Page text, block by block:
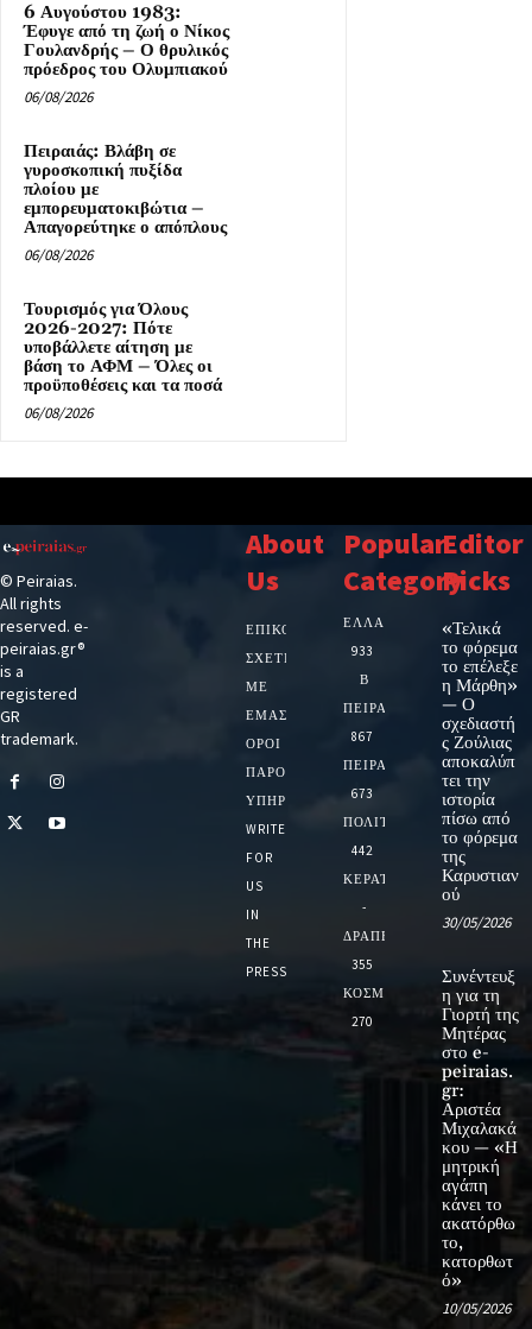
6 Αυγούστου 1983:
Έφυγε από τη ζωή ο Νίκος
Γουλανδρής – Ο θρυλικός
πρόεδρος του Ολυμπιακού
06/08/2026
Πειραιάς: Βλάβη σε
γυροσκοπική πυξίδα
πλοίου με
εμπορευματοκιβώτια –
Απαγορεύτηκε ο απόπλους
06/08/2026
Τουρισμός για Όλους
2026-2027: Πότε
υποβάλλετε αίτηση με
βάση το ΑΦΜ – Όλες οι
προϋποθέσεις και τα ποσά
06/08/2026
© Peiraias.
All rights
reserved. e-
peiraias.gr®
is a
registered
GR
trademark.
About
Us
ΕΠΙΚΟΙΝΩΝΙΑ
ΣΧΕΤΙΚΆ
ΜΕ
ΕΜΆΣ
ΌΡΟΙ
ΠΑΡΟΧΉΣ
ΥΠΗΡΕΣΙΏΝ
WRITE
FOR
US
IN
THE
PRESS
Popular
Category
ΕΛΛΑΔΑ
933
Β
ΠΕΙΡΑΙΑ
867
ΠΕΙΡΑΙΑΣ
673
ΠΟΛΙΤΙΚΗ
442
ΚΕΡΑΤΣΙΝΙ
-
ΔΡΑΠΕΤΣΩΝΑ
355
ΚΟΣΜΟΣ
270
Editor
Picks
«Τελικά
το φόρεμα
το επέλεξε
η Μάρθη»
— Ο
σχεδιαστή
ς Ζούλιας
αποκαλύπ
τει την
ιστορία
πίσω από
το φόρεμα
της
Καρυστιαν
ού
30/05/2026
Συνέντευξ
η για τη
Γιορτή της
Μητέρας
στο e-
peiraias.
gr:
Αριστέα
Μιχαλακά
κου — «Η
μητρική
αγάπη
κάνει το
ακατόρθω
το,
κατορθωτ
ό»
10/05/2026